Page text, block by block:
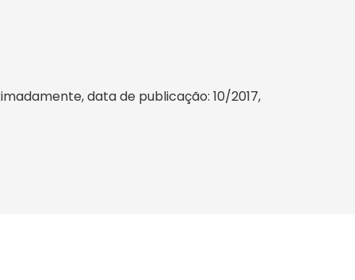
data de publicação: 10/2017,